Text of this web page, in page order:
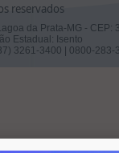
reservados
da Prata-MG - CEP:
Estadual: Isento
3261-3400 | 0800-283-